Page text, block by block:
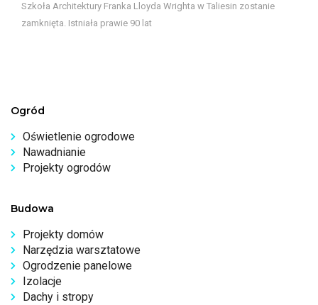
Szkoła Architektury Franka Lloyda Wrighta w Taliesin zostanie
zamknięta. Istniała prawie 90 lat
Ogród
Oświetlenie ogrodowe
Nawadnianie
Projekty ogrodów
Budowa
Projekty domów
Narzędzia warsztatowe
Ogrodzenie panelowe
Izolacje
Dachy i stropy